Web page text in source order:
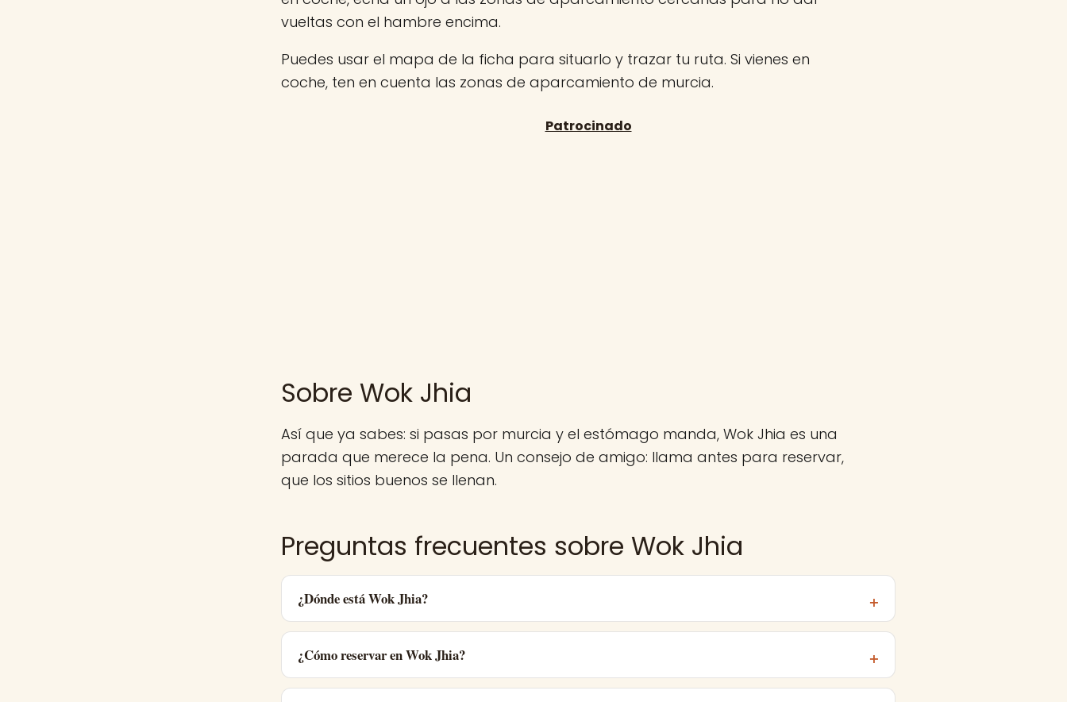
vueltas con el hambre encima.
Puedes usar el mapa de la ficha para situarlo y trazar tu ruta. Si vienes en
coche, ten en cuenta las zonas de aparcamiento de murcia.
Sobre Wok Jhia
Así que ya sabes: si pasas por murcia y el estómago manda, Wok Jhia es una
parada que merece la pena. Un consejo de amigo: llama antes para reservar,
que los sitios buenos se llenan.
Preguntas frecuentes sobre Wok Jhia
¿Dónde está Wok Jhia?
¿Cómo reservar en Wok Jhia?